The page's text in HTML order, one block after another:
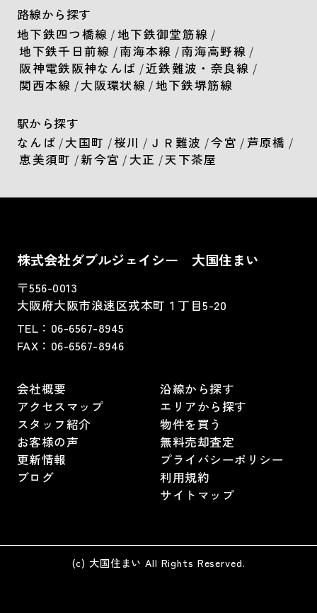
路線から探す
地下鉄四つ橋線 /地下鉄御堂筋線 /
地下鉄千日前線 /南海本線 /南海高野線 /
阪神電鉄阪神なんば /近鉄難波・奈良線 /
関西本線 /大阪環状線 /地下鉄堺筋線
駅から探す
なんば /大国町 /桜川 / ＪＲ難波 /今宮 / 芦原橋 /
恵美須町 /新今宮 / 大正 /天下茶屋
株式会社ダブルジェイシー 大国住まい
〒556-0013
大阪府大阪市浪速区戎本町１丁目5-20
TEL： 06-6567-8945
FAX：06-6567-8946
会社概要
アクセスマップ
スタッフ紹介
お客様の声
更新情報
ブログ
沿線から探す
エリアから探す
物件を買う
無料売却査定
プライバシーポリシー
利用規約
サイトマップ
(c) 大国住まい All Rights Reserved.